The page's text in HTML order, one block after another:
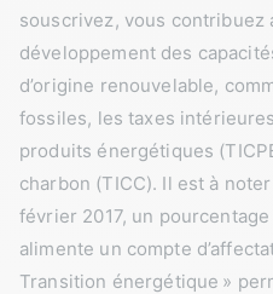
souscrivez, vous contribuez
développement des
d’origine renouvelable,
fossiles, les taxes
produits énergétiques
charbon (TICC). Il est à
février 2017, un
alimente un compte
Transition énergétique »